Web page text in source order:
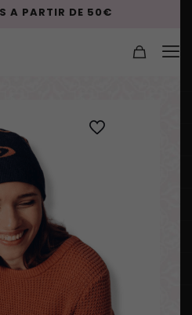
A PARTIR DE 50€